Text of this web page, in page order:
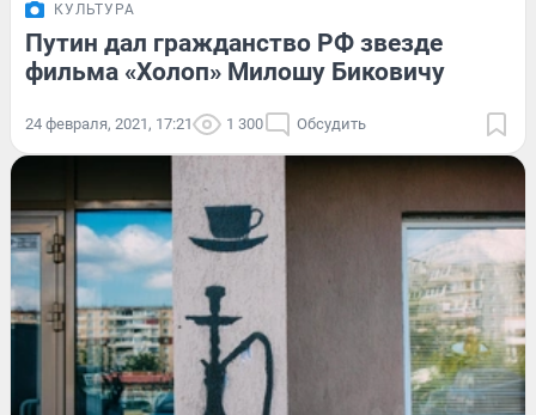
КУЛЬТУРА
Путин дал гражданство РФ звезде
фильма «Холоп» Милошу Биковичу
24 февраля, 2021, 17:21 1 300 Обсудить